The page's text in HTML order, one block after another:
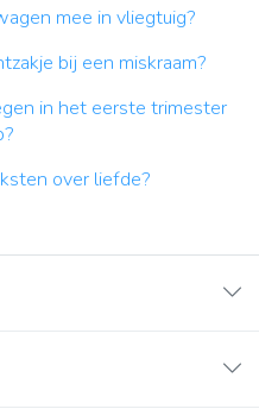
mee in vliegtuig?
bij een miskraam?
in het eerste trimester
over liefde?